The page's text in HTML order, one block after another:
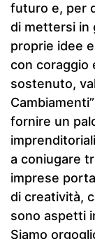
futuro e, per
di mettersi in
proprie idee
con coraggio
sostenuto,
fornire un
a coniugare
imprese
di creatività,
sono aspetti
Siamo